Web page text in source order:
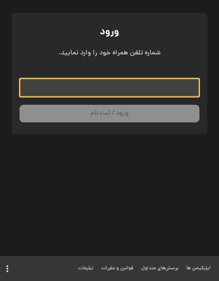
ورود
شماره تلفن همراه خود را وارد نمایید.
ورود / ثبت نام
اپلیکیشن ها پرسش‌های متداول قوانین و مقررات تبلیغات